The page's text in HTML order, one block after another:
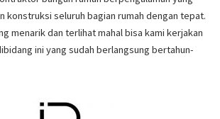
konstruksi seluruh bagian rumah dengan tepat.
menarik dan terlihat mahal bisa kami kerjakan
ini yang sudah berlangsung bertahun-